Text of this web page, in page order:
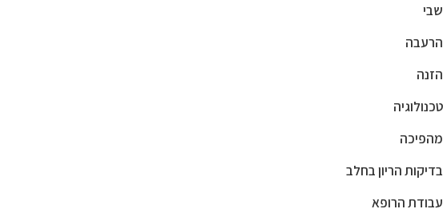
שבי
הרעבה
הזנה
טכנולוגיה
מהפיכה
בדיקות הריון בחלב
עבודת הרופא